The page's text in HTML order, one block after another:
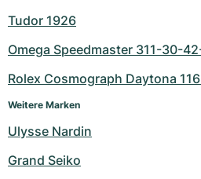
Tudor 1926
Omega Speedmaster 311-30-
Rolex Cosmograph Daytona
Weitere Marken
Ulysse Nardin
Grand Seiko